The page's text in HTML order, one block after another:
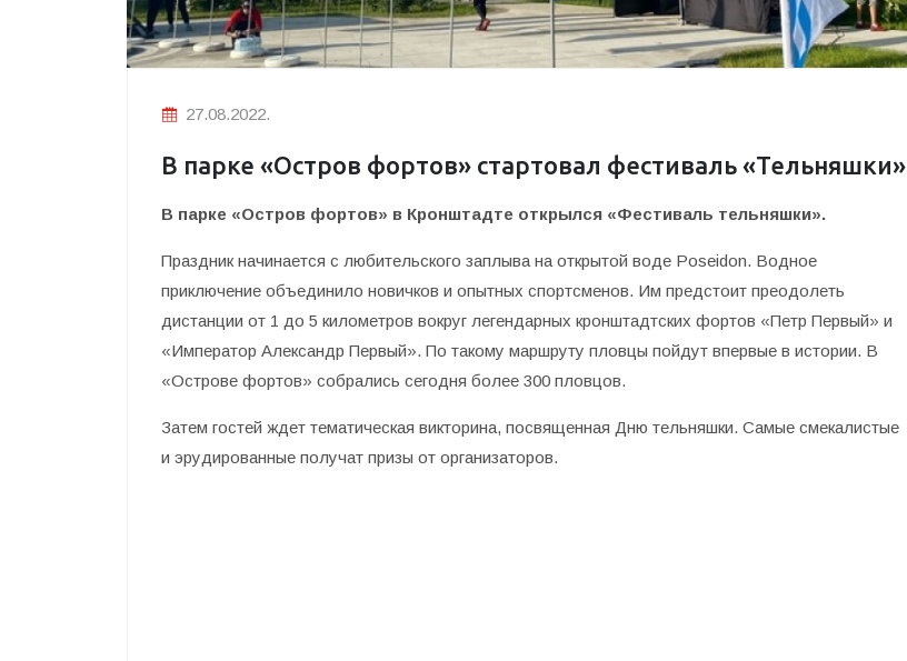
27.08.2022.
В парке «Остров фортов» стартовал фестиваль «Тельняшки»
В парке «Остров фортов» в Кронштадте открылся «Фестиваль тельняшки».
Праздник начинается с любительского заплыва на открытой воде Poseidon. Водное
приключение объединило новичков и опытных спортсменов. Им предстоит преодолеть
дистанции от 1 до 5 километров вокруг легендарных кронштадтских фортов «Петр Первый» и
«Император Александр Первый». По такому маршруту пловцы пойдут впервые в истории. В
«Острове фортов» собрались сегодня более 300 пловцов.
Затем гостей ждет тематическая викторина, посвященная Дню тельняшки. Самые смекалистые
и эрудированные получат призы от организаторов.